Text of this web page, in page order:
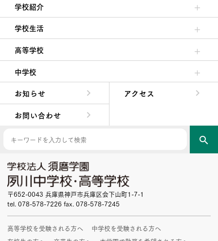
学校紹介
理事長/学園長メッセージ
安心して任せられる学校
沿革
施設・設備
大学合格実績
学校生活
クラブ活動・生徒会活動
夙川ブログ
制服紹介
夙川カレンダー
高等学校
高校校長からの挨拶
高校の教育方針／特色
特進コース／進学コース
年間行事
先輩たちの声・生徒たちの声
中学校
中学校長からの挨拶
中学校の教育方針／特色
Aコース／Bコース
年間行事
先輩たちの声・生徒たちの声
お知らせ
アクセス
お問い合わせ
search
〒652-0043 兵庫県神戸市兵庫区会下山町1-7-1
tel. 078-578-7226 fax. 078-578-7245
高等学校を受験される方へ
中学校を受験される方へ